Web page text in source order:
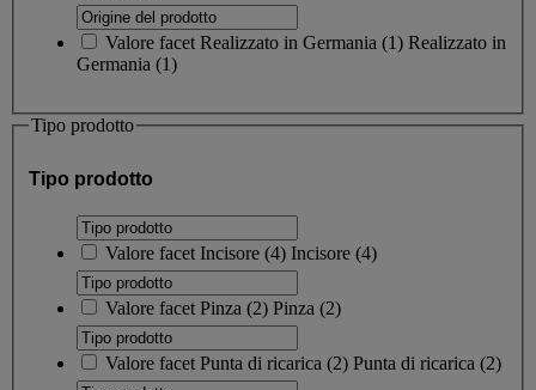
Valore facet Realizzato in Germania (1) Realizzato in
Germania (1)
Tipo prodotto
Tipo prodotto
Valore facet Incisore (4) Incisore (4)
Valore facet Pinza (2) Pinza (2)
Valore facet Punta di ricarica (2) Punta di ricarica (2)